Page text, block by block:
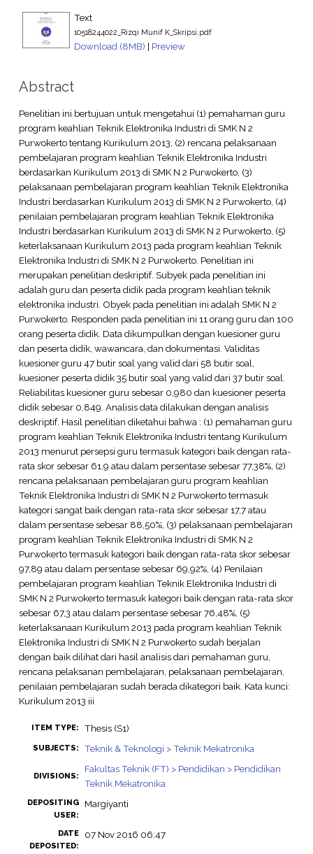
Text
10518244022_Rizqi Munif K_Skripsi.pdf
Download (8MB) | Preview
Abstract
Penelitian ini bertujuan untuk mengetahui (1) pemahaman guru
program keahlian Teknik Elektronika Industri di SMK N 2
Purwokerto tentang Kurikulum 2013, (2) rencana pelaksanaan
pembelajaran program keahlian Teknik Elektronika Industri
berdasarkan Kurikulum 2013 di SMK N 2 Purwokerto, (3)
pelaksanaan pembelajaran program keahlian Teknik Elektronika
Industri berdasarkan Kurikulum 2013 di SMK N 2 Purwokerto, (4)
penilaian pembelajaran program keahlian Teknik Elektronika
Industri berdasarkan Kurikulum 2013 di SMK N 2 Purwokerto, (5)
keterlaksanaan Kurikulum 2013 pada program keahlian Teknik
Elektronika Industri di SMK N 2 Purwokerto. Penelitian ini
merupakan penelitian deskriptif. Subyek pada penelitian ini
adalah guru dan peserta didik pada program keahlian teknik
elektronika industri. Obyek pada penelitian ini adalah SMK N 2
Purwokerto. Responden pada penelitian ini 11 orang guru dan 100
orang peserta didik. Data dikumpulkan dengan kuesioner guru
dan peserta didik, wawancara, dan dokumentasi. Validitas
kuesioner guru 47 butir soal yang valid dari 58 butir soal,
kuesioner peserta didik 35 butir soal yang valid dari 37 butir soal.
Reliabilitas kuesioner guru sebesar 0,980 dan kuesioner peserta
didik sebesar 0,849. Analisis data dilakukan dengan analisis
deskriptif. Hasil penelitian diketahui bahwa : (1) pemahaman guru
program keahlian Teknik Elektronika Industri tentang Kurikulum
2013 menurut persepsi guru termasuk kategori baik dengan rata-
rata skor sebesar 61,9 atau dalam persentase sebesar 77,38%, (2)
rencana pelaksanaan pembelajaran guru program keahlian
Teknik Elektronika Industri di SMK N 2 Purwokerto termasuk
kategori sangat baik dengan rata-rata skor sebesar 17,7 atau
dalam persentase sebesar 88,50%, (3) pelaksanaan pembelajaran
program keahlian Teknik Elektronika Industri di SMK N 2
Purwokerto termasuk kategori baik dengan rata-rata skor sebesar
97,89 atau dalam persentase sebesar 69,92%, (4) Penilaian
pembelajaran program keahlian Teknik Elektronika Industri di
SMK N 2 Purwokerto termasuk kategori baik dengan rata-rata skor
sebesar 67,3 atau dalam persentase sebesar 76,48%, (5)
keterlaksanaan Kurikulum 2013 pada program keahlian Teknik
Elektronika Industri di SMK N 2 Purwokerto sudah berjalan
dengan baik dilihat dari hasil analisis dari pemahaman guru,
rencana pelaksanan pembelajaran, pelaksanaan pembelajaran,
penilaian pembelajaran sudah berada dikategori baik. Kata kunci:
Kurikulum 2013 iii
ITEM TYPE: Thesis (S1)
SUBJECTS: Teknik & Teknologi > Teknik Mekatronika
DIVISIONS:
Fakultas Teknik (FT) > Pendidikan > Pendidikan
Teknik Mekatronika
DEPOSITING
USER:
Margiyanti
DATE
DEPOSITED:
07 Nov 2016 06:47